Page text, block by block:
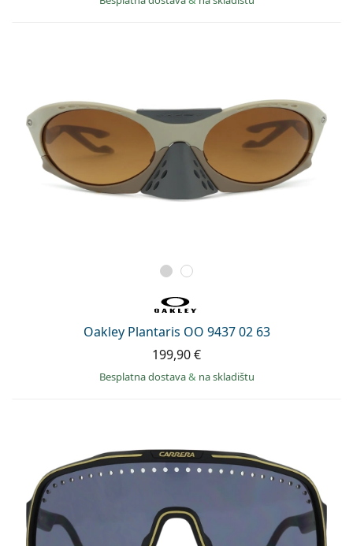
Oakley Plantaris OO 9437 02 63
199,90 €
Besplatna dostava& na skladištu